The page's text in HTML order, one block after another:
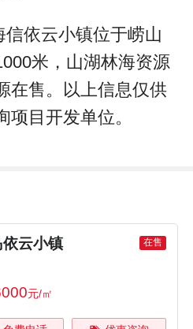
依云小镇位于崂山
米，山湖林海资源
在售。以上信息仅供
目开发单位。
依云小镇 在售
元/㎡